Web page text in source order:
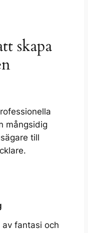
skapa
mångsidig
till
fantasi och